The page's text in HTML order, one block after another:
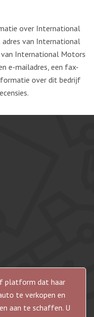
over International
adres van International
International Motors
e-mailadres, een fax-
over dit bedrijf
platform dat haar
te verkopen en
aan te schaffen. U